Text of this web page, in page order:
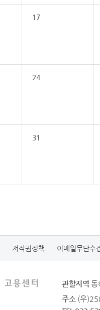
17
24
31
저작권정책 이메일무단수
관할지역 동
주소 (우